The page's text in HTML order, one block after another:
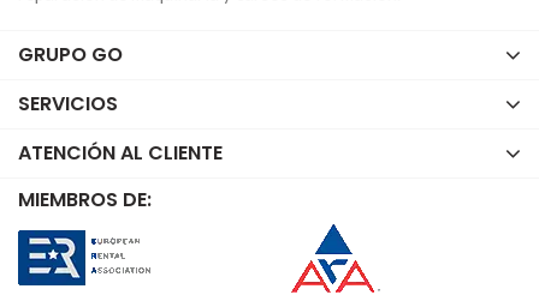
GRUPO GO
SERVICIOS
ATENCIÓN AL CLIENTE
MIEMBROS DE: